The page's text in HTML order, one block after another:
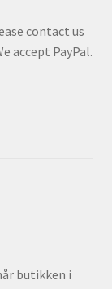
contact us
accept PayPal.
butikken i